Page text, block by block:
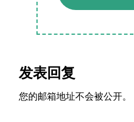
读
者
发表回复
您的邮箱地址不会被公开。